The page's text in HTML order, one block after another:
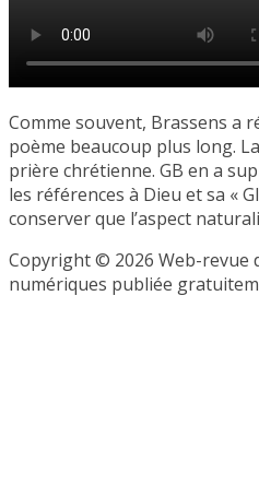
Comme souvent, Brassens a
poème beaucoup plus long.
prière chrétienne. GB en a
les références à Dieu et sa «
conserver que l’aspect
Copyright © 2026 Web-revue
numériques publiée